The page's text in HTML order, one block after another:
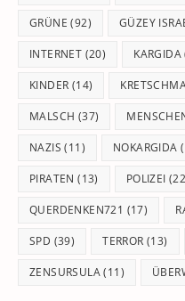
GRÜNE (92) GÜZEY
INTERNET (20) KARGIDA
KINDER (14)
MALSCH (37)
NAZIS (11) NOKARGIDA
PIRATEN (13) POLIZEI
QUERDENKEN721 (17)
SPD (39) TERROR (13)
ZENSURSULA(11)